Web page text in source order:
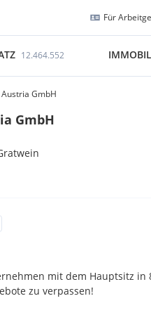
Für
12.464.552
GmbH
GmbH
mit dem Hauptsitz in
zu verpassen!